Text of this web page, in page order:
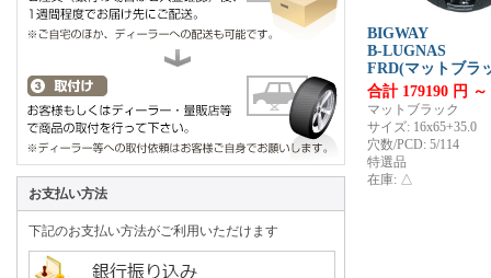
お支払い方法
下記のお支払い方法がご利用いただけます
BIGWAY
B-LUGNAS
FRD(マットブラ
合計 179190 円 ～
マットブラック
サイズ: 16x65+35.0
穴数/PCD: 5/114
特選品
在庫: △